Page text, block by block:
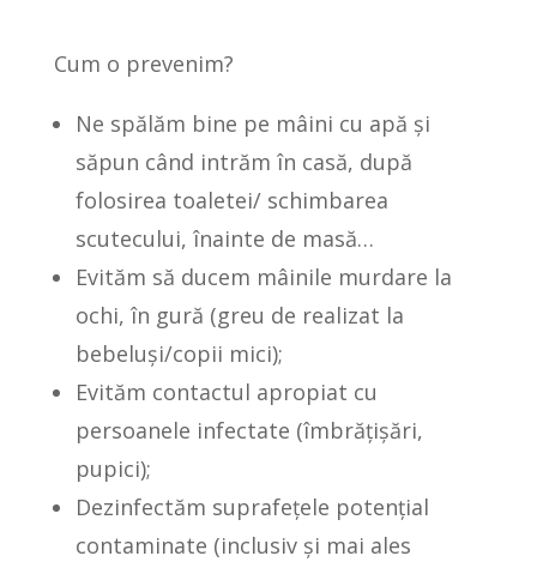
Cum o prevenim?
Ne spălăm bine pe mâini cu apă și
săpun când intrăm în casă, după
folosirea toaletei/ schimbarea
scutecului, înainte de masă…
Evităm să ducem mâinile murdare la
ochi, în gură (greu de realizat la
bebeluși/copii mici);
Evităm contactul apropiat cu
persoanele infectate (îmbrățișări,
pupici);
Dezinfectăm suprafețele potențial
contaminate (inclusiv și mai ales